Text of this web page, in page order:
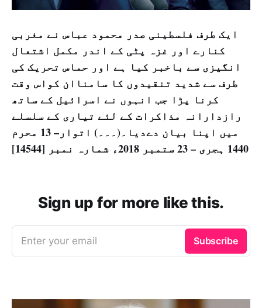
ایک طرف فلسطینی صدر محمود عباس نے مغربی
کنارے اور غزہ پٹی کے اندر مکمل اشتعال
انگیزی سے باخبر کیا ہے اور حماس تحریک کی
طرف سے شدید تنقیدوں کا سامناان کواس وقت
کرنا پڑا جب انہوں نے اسرائیل کے ساتھ
رازدارانہ مذاکرات کے لئے تیاری کے سلسلے
میں اپنا بیان دےدیا۔(۔۔۔)
اتوار– 13 محرم
1440 ہجری – 23 ستمبر 2018ء شمارہ نمبر [14544]
Sign up for more like this.
Enter your email Subscribe